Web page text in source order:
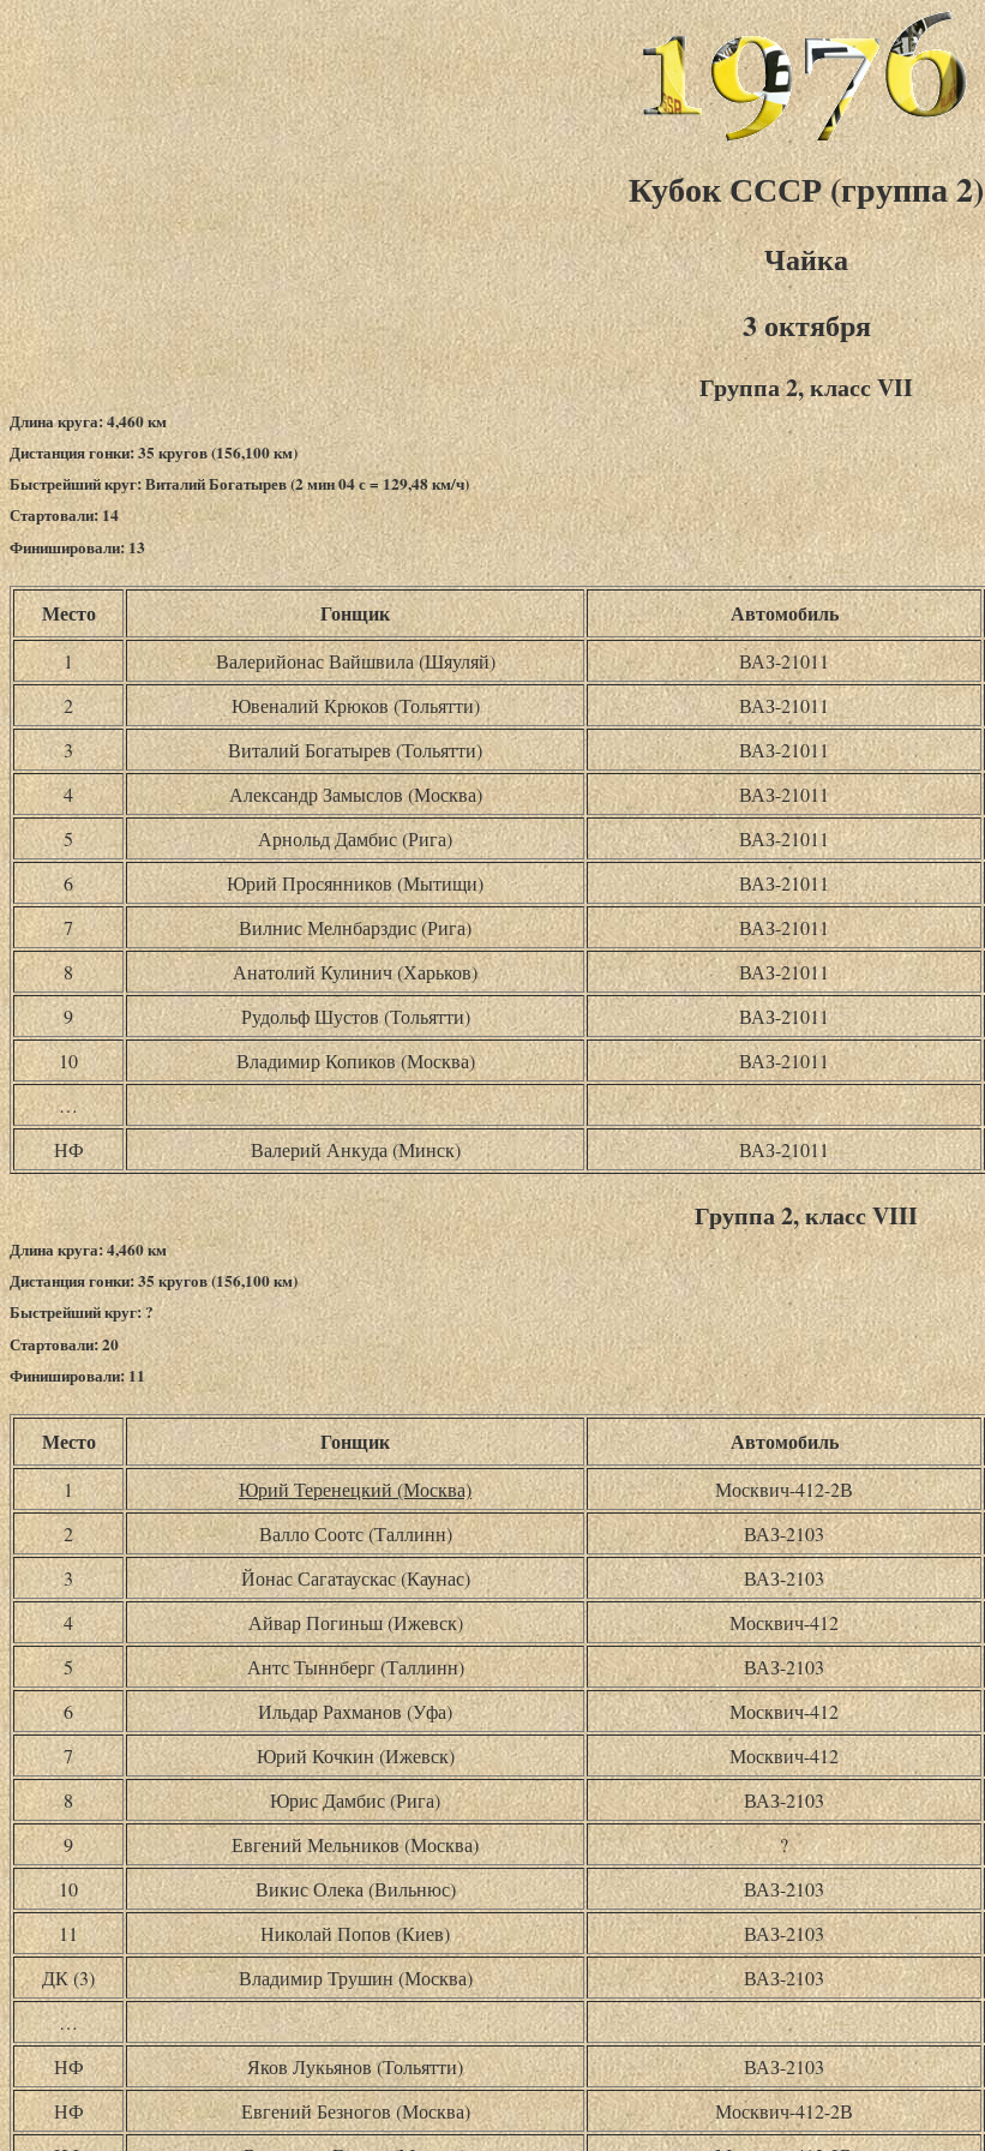
Кубок СССР (группа 2)
Чайка
3 октября
Группа 2, класс VII
Длина круга: 4,460 км
Дистанция гонки: 35 кругов (156,100 км)
Быстрейший круг: Виталий Богатырев (2 мин 04 с = 129,48 км/ч)
Стартовали: 14
Финишировали: 13
Место Гонщик Автомобиль
1 Валерийонас Вайшвила (Шяуляй) ВАЗ-21011
2
Ювеналий Крюков (Тольятти) ВАЗ-21011
3
Виталий Богатырев (Тольятти) ВАЗ-21011
4
Александр Замыслов (Москва) ВАЗ-21011
5
Арнольд Дамбис (Рига) ВАЗ-21011
6
Юрий Просянников (Мытищи) ВАЗ-21011
7
Вилнис Мелнбарздис (Рига) ВАЗ-21011
8
Анатолий Кулинич (Харьков) ВАЗ-21011
9
Рудольф Шустов (Тольятти) ВАЗ-21011
10
Владимир Копиков (Москва) ВАЗ-21011
…
НФ
Валерий Анкуда (Минск) ВАЗ-21011
Группа 2, класс VIII
Длина круга: 4,460 км
Дистанция гонки: 35 кругов (156,100 км)
Быстрейший круг: ?
Стартовали: 20
Финишировали: 11
Место Гонщик Автомобиль
1 Юрий Теренецкий (Москва) Москвич-412-2В
2
Валло Соотс (Таллинн) ВАЗ-2103
3
Йонас Сагатаускас (Каунас) ВАЗ-2103
4
Айвар Погиньш (Ижевск) Москвич-412
5
Антс Тыннберг (Таллинн) ВАЗ-2103
6
Ильдар Рахманов (Уфа) Москвич-412
7
Юрий Кочкин (Ижевск) Москвич-412
8
Юрис Дамбис (Рига) ВАЗ-2103
9
Евгений Мельников (Москва) ?
10
Викис Олека (Вильнюс) ВАЗ-2103
11
Николай Попов (Киев) ВАЗ-2103
ДК (3)
Владимир Трушин (Москва) ВАЗ-2103
…
НФ
Яков Лукьянов (Тольятти) ВАЗ-2103
НФ
Евгений Безногов (Москва) Москвич-412-2В